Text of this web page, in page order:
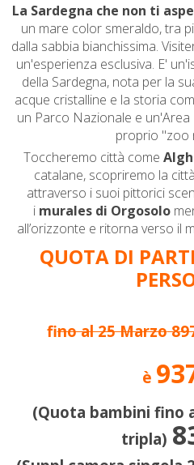
La Sardegna che non ti
un mare color smeraldo, tra
dalla sabbia bianchissima.
un'esperienza esclusiva. E'
della Sardegna, nota per la
acque cristalline e la storia
un Parco Nazionale e
proprio "zoo
Toccheremo città come
catalane, scopriremo la
attraverso i suoi pittorici
i murales di Orgosolo
all’orizzonte e ritorna verso il
QUOTA DI
fino al 25 Marzo
è
(Quota bambini fino
tripla)